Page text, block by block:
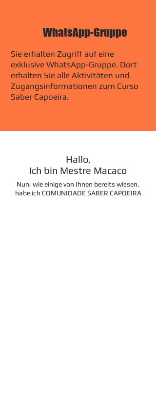
WhatsApp-Gruppe
Sie erhalten Zugriff auf eine
exklusive WhatsApp-Gruppe. Dort
erhalten Sie alle Aktivitäten und
Zugangsinformationen zum Curso
Saber Capoeira.
Hallo,
Ich bin Mestre Macaco
Nun, wie einige von Ihnen bereits wissen,
habe ich COMUNIDADE SABER CAPOEIRA